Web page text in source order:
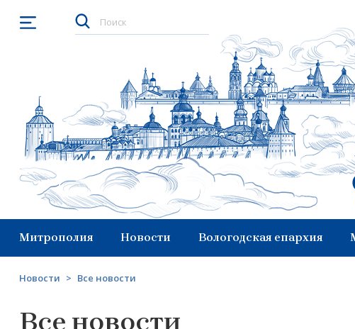
Открыть меню
Митрополия Новости Вологодская епархия
Новости > Все новости
Все новости